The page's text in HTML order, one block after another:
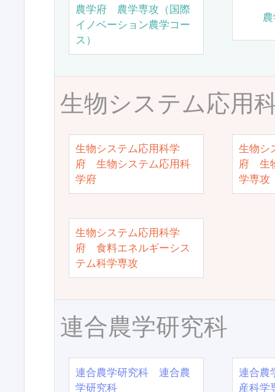
農学府 農学専攻（国際
イノベーション農学コー
ス）
生物システム応用
生物システム応用科学
府 生物システム応用科
学府
生物シ
府 生
学専攻
生物システム応用科学
府 食料エネルギーシス
テム科学専攻
連合農学研究科
連合農学研究科 連合農
学研究科
連合農
産科学